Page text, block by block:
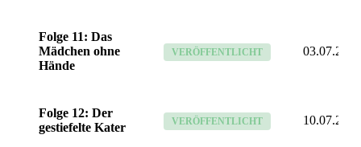
Folge 11: Das
Mädchen ohne
Hände
VERÖFFENTLICHT 03.07.26
Folge 12: Der
gestiefelte Kater
VERÖFFENTLICHT 10.07.26